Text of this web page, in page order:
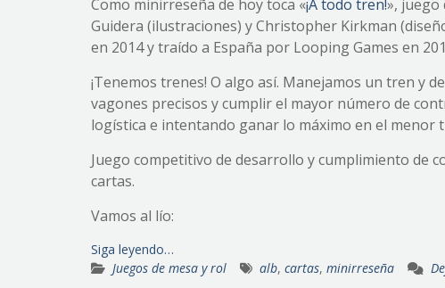
Como minirreseña de hoy toca «¡A todo tren!», juego
Guidera (ilustraciones) y Christopher Kirkman
en 2014 y traído a España por Looping Games en
¡Tenemos trenes! O algo así. Manejamos un tren y
vagones precisos y cumplir el mayor número de
logística e intentando ganar lo máximo en el menor
Juego competitivo de desarrollo y cumplimiento de
cartas.
Vamos al lío:
Siga leyendo…
Juegos de mesa y rol
alb, cartas, minirreseña